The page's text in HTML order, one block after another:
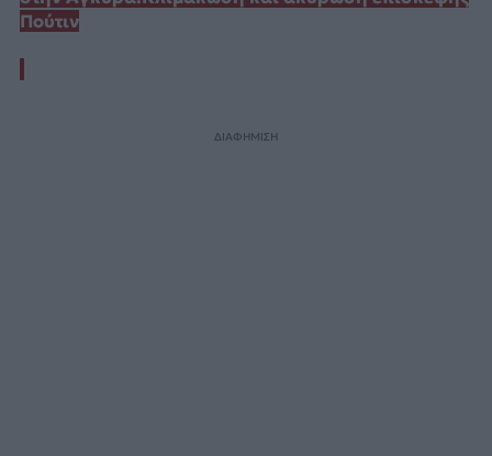
Πούτιν
ΔΙΑΦΗΜΙΣΗ